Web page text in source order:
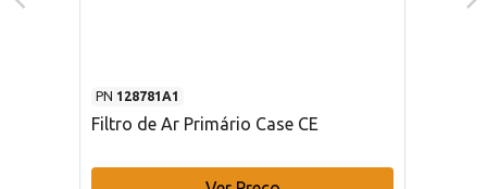
PN 128781A1
Filtro de Ar Primário Case CE